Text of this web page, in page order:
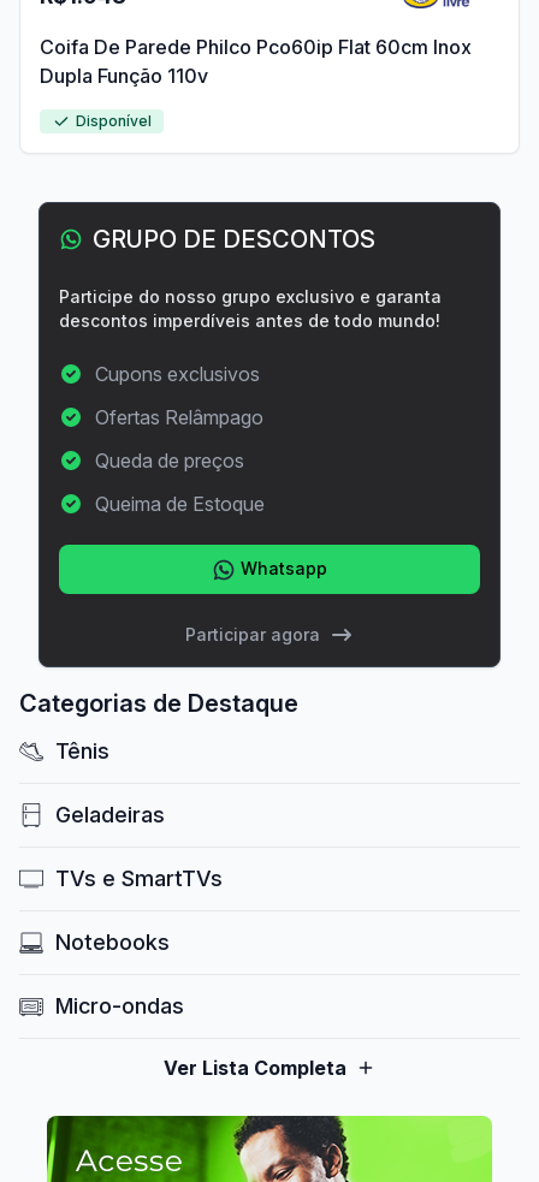
Coifa De Parede Philco Pco60ip Flat 60cm Inox
Dupla Função 110v
Disponível
GRUPO DE DESCONTOS
Participe do nosso grupo exclusivo e garanta
descontos imperdíveis antes de todo mundo!
Cupons exclusivos
Ofertas Relâmpago
Queda de preços
Queima de Estoque
Whatsapp
Participar agora
Categorias de Destaque
Tênis
Geladeiras
TVs e SmartTVs
Notebooks
Micro-ondas
Ver Lista Completa